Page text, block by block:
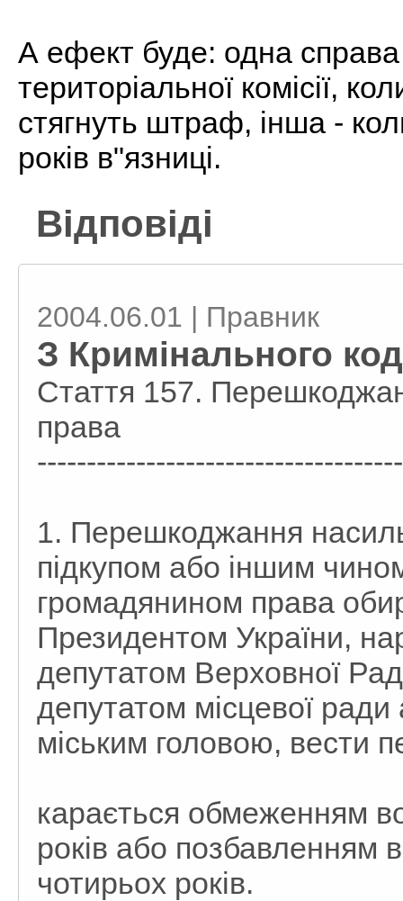
А ефект буде: одна справа
територіальної комісії,
стягнуть штраф, інша -
років в"язниці.
Відповіді
2004.06.01 | Правник
З Кримінального
Стаття 157.
права
1. Перешкоджання
підкупом або іншим
громадянином права
Президентом України,
депутатом Верховної
депутатом місцевої
міським головою, вести
карається обмеженням
років або позбавленням
чотирьох років.